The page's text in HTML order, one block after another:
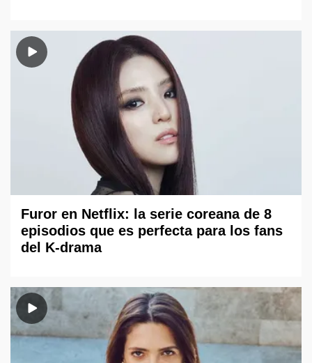
Furor en Netflix: la serie coreana de 8
episodios que es perfecta para los fans
del K-drama